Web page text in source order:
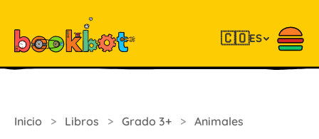
🇨🇴ES
Inicio > Libros > Grado 3+ > Animales